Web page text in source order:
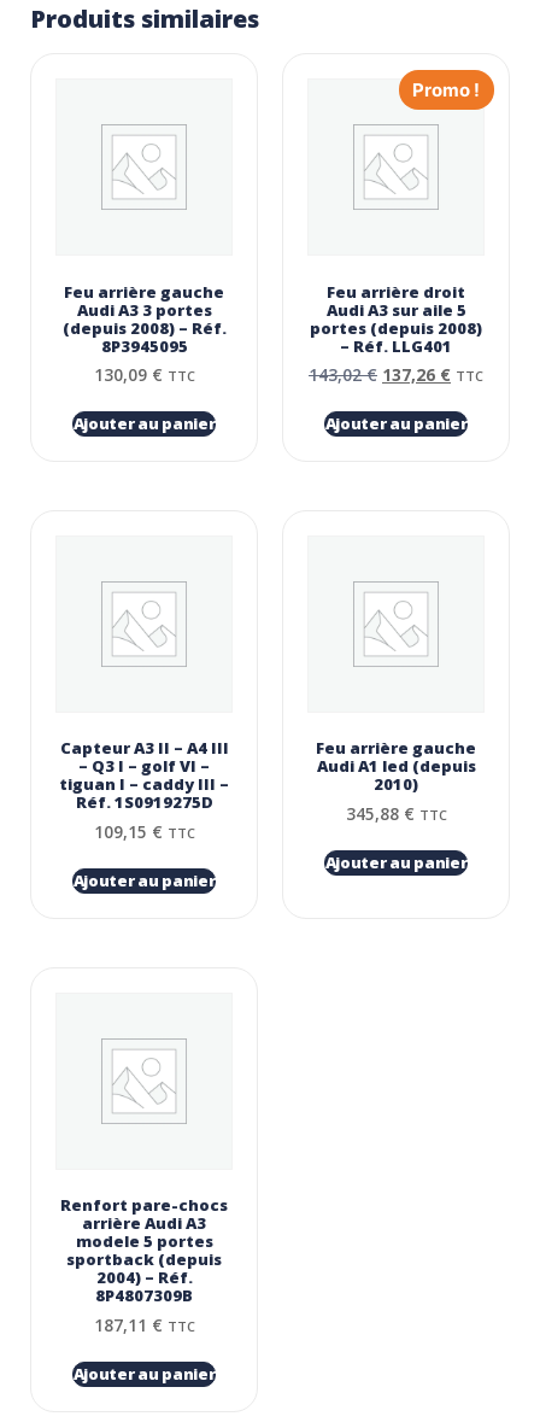
Produits similaires
Feu arrière gauche
Audi A3 3 portes
(depuis 2008) – Réf.
8P3945095
130,09 € TTC
Ajouter au panier
Promo !
Feu arrière droit
Audi A3 sur aile 5
portes (depuis 2008)
– Réf. LLG401
143,02€ 137,26 € TTC
Ajouter au panier
Capteur A3 II – A4 III
– Q3 I – golf VI –
tiguan I – caddy III –
Réf. 1S0919275D
109,15 € TTC
Ajouter au panier
Feu arrière gauche
Audi A1 led (depuis
2010)
345,88 € TTC
Ajouter au panier
Renfort pare-chocs
arrière Audi A3
modele 5 portes
sportback (depuis
2004) – Réf.
8P4807309B
187,11 € TTC
Ajouter au panier